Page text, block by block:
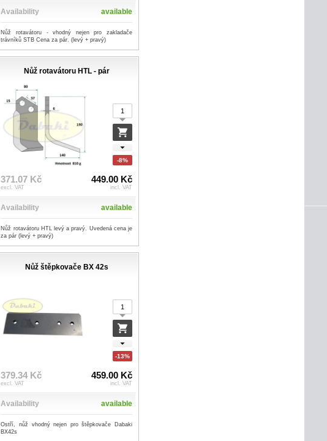
Availability available
Nůž rotavátoru - vhodný nejen pro zakladače
trávníků STB Cena za pár. (levý + pravý)
Nůž rotavátoru HTL - pár
-8%
371.07 Kč
excl. VAT
449.00 Kč
incl. VAT
Availability available
Nůž rotavátoru HTL levý a pravý. Uvedená cena je
za pár (levý + pravý)
Nůž štěpkovače BX 42s
-13%
379.34 Kč
excl. VAT
459.00 Kč
incl. VAT
Availability available
Ostří, nůž vhodný nejen pro štěpkovače Dabaki
BX42s